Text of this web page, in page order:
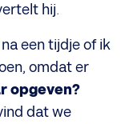
hij.
een tijdje of ik
omdat er
opgeven?
dat we